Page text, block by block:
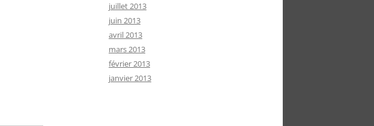
juillet 2013
juin 2013
avril 2013
mars 2013
février 2013
janvier 2013